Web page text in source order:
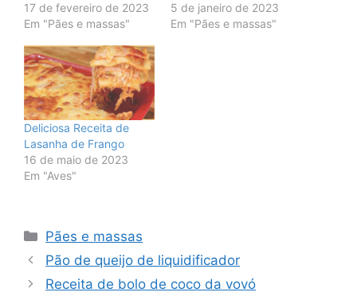
17 de fevereiro de 2023
Em "Pães e massas"
5 de janeiro de 2023
Em "Pães e massas"
Deliciosa Receita de
Lasanha de Frango
16 de maio de 2023
Em "Aves"
Categorias
Pães e massas
Pão de queijo de liquidificador
Receita de bolo de coco da vovó